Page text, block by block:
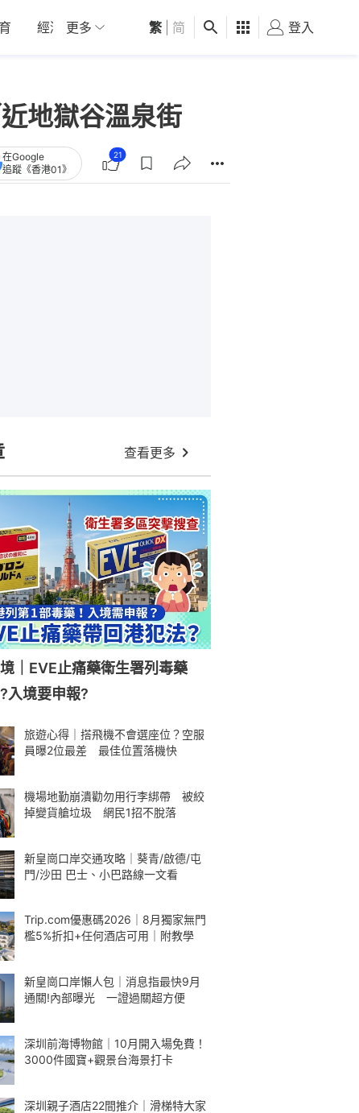
經濟 01深圳 觀點 健康 好食玩飛
更多 繁 简 登入
地獄谷溫泉街
在Google
追蹤《香港01》
21
查看更多
｜EVE止痛藥衛生署列毒藥
入境要申報?
旅遊心得｜搭飛機不會選座位？空服
員曝2位最差 最佳位置落機快
機場地勤崩潰勸勿用行李綁帶 被絞
掉變貨艙垃圾 網民1招不脫落
新皇崗口岸交通攻略｜葵青/啟德/屯
門/沙田 巴士、小巴路線一文看
Trip.com優惠碼2026｜8月獨家無門
檻5%折扣+任何酒店可用｜附教學
新皇崗口岸懶人包｜消息指最快9月
通關!內部曝光 一證過關超方便
深圳前海博物館｜10月開入場免費！
3000件國寶+觀景台海景打卡
深圳親子酒店22間推介｜滑梯特大家